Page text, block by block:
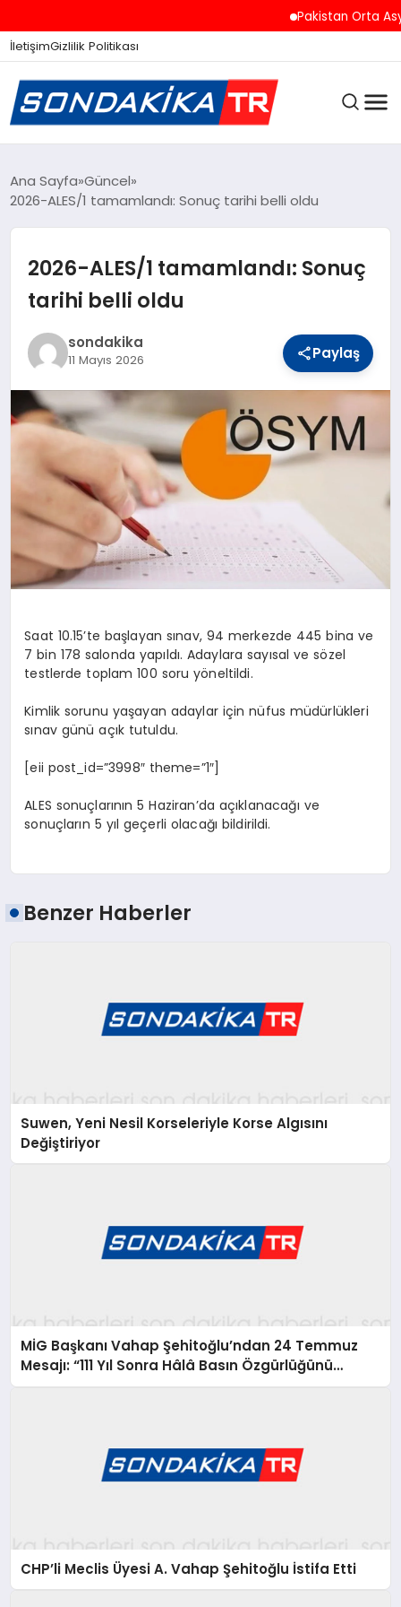
Pakistan Orta Asya
İletişimGizlilik Politikası
ANASAYFA
GÜNCEL
YAŞAM
TEKNOLOJI
EKONOMI
EĞITIM
OTOMOBIL
Ana Sayfa Güncel
2026-ALES/1 tamamlandı: Sonuç tarihi belli oldu
2026-ALES/1 tamamlandı: Sonuç
tarihi belli oldu
sondakika
11 Mayıs 2026 Paylaş
Saat 10.15’te başlayan sınav, 94 merkezde 445 bina ve
7 bin 178 salonda yapıldı. Adaylara sayısal ve sözel
testlerde toplam 100 soru yöneltildi.
Kimlik sorunu yaşayan adaylar için nüfus müdürlükleri
sınav günü açık tutuldu.
[eii post_id=”3998″ theme=”1″]
ALES sonuçlarının 5 Haziran’da açıklanacağı ve
sonuçların 5 yıl geçerli olacağı bildirildi.
Benzer Haberler
Suwen, Yeni Nesil Korseleriyle Korse Algısını
Değiştiriyor
MİG Başkanı Vahap Şehitoğlu’ndan 24 Temmuz
Mesajı: “111 Yıl Sonra Hâlâ Basın Özgürlüğünü
Konuşuyoruz”
CHP’li Meclis Üyesi A. Vahap Şehitoğlu İstifa Etti